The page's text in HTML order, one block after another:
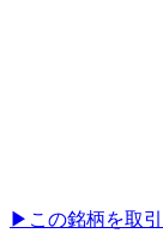
▶︎ この銘柄を取